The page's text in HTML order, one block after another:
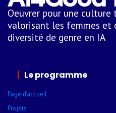
Oeuvrer pour une culture
valorisant les femmes et
diversité de genre en IA
Le programme
Page d’accueil
Projets